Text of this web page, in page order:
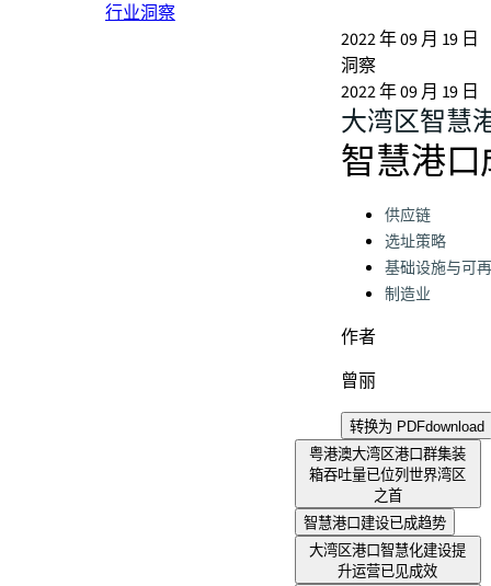
行业洞察
2022 年 09 月 19 日
洞察
2022 年 09 月 19 日
大湾区智慧
智慧港
Categories:
供应链
选址策略
基础设施与可
制造业
作者
曾丽
转换为 PDFdownload
粤港澳大湾区港口群集装
箱吞吐量已位列世界湾区
之首
智慧港口建设已成趋势
大湾区港口智慧化建设提
升运营已见成效